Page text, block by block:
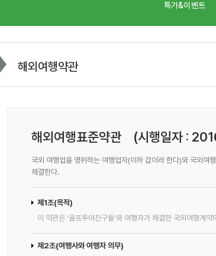
특가&이벤트
해외여행약관
해외여행표준약관 (시행일자 :
국외 여행업을 영위하는 여행업자(이하 갑이라 한다)와 국외여
체결한다.
제1조(목적)
이 약관은 '골프투어친구들'와 여행자가 체결한 국외여행계
제2조(여행사와 여행자 의무)